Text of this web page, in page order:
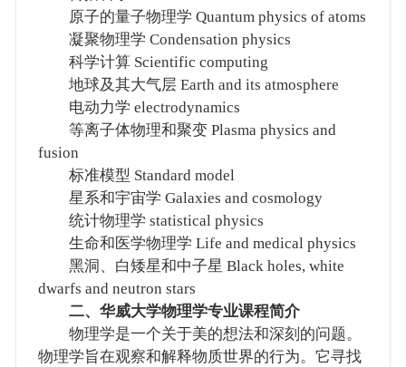
原子的量子物理学 Quantum physics of atoms
凝聚物理学 Condensation physics
科学计算 Scientific computing
地球及其大气层 Earth and its atmosphere
电动力学 electrodynamics
等离子体物理和聚变 Plasma physics and
fusion
标准模型 Standard model
星系和宇宙学 Galaxies and cosmology
统计物理学 statistical physics
生命和医学物理学 Life and medical physics
黑洞、白矮星和中子星 Black holes, white
dwarfs and neutron stars
二、华威大学物理学专业课程简介
物理学是一个关于美的想法和深刻的问题。
物理学旨在观察和解释物质世界的行为。它寻找